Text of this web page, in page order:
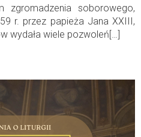
zgromadzenia soborowego,
r. przez papieża Jana XXIII,
wydała wiele pozwoleń[…]